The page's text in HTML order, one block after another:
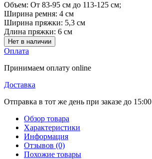
Объем: От 83-95 см до 113-125 см;
Ширина ремня: 4 см
Ширина пряжки: 5,3 см
Длина пряжки: 6 см
Нет в наличии
Оплата
Принимаем оплату online
Доставка
Отправка в тот же день при заказе до 15:00
Обзор товара
Характеристики
Информация
Отзывов (0)
Похожие товары